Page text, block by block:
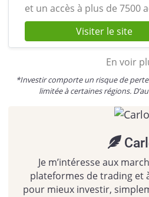
et un accès à plus de 7500
Visiter le site
En voir
*Investir comporte un risque de
limitée à certaines régions.
Je m’intéresse aux
plateformes de trading et
pour mieux investir,